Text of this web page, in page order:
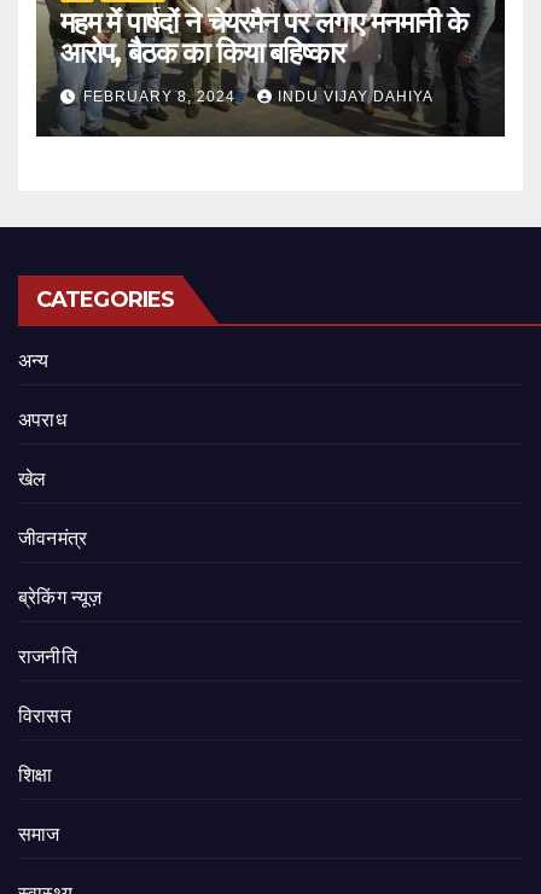
महम में पार्षदों ने चेयरमैन पर लगाए मनमानी के
आरोप, बैठक का किया बहिष्कार
FEBRUARY 8, 2024 INDU VIJAY DAHIYA
CATEGORIES
अन्य
अपराध
खेल
जीवनमंत्र
ब्रेकिंग न्यूज़
राजनीति
‍‍विरासत
शिक्षा
समाज